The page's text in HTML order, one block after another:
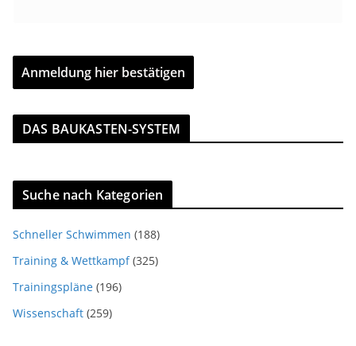
DAS BAUKASTEN-SYSTEM
Suche nach Kategorien
Schneller Schwimmen (188)
Training & Wettkampf(325)
Trainingspläne (196)
Wissenschaft (259)